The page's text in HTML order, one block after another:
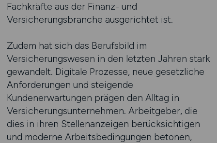
Fachkräfte aus der Finanz- und
Versicherungsbranche ausgerichtet ist.
Zudem hat sich das Berufsbild im
Versicherungswesen in den letzten Jahren stark
gewandelt. Digitale Prozesse, neue gesetzliche
Anforderungen und steigende
Kundenerwartungen prägen den Alltag in
Versicherungsunternehmen. Arbeitgeber, die
dies in ihren Stellenanzeigen berücksichtigen
und moderne Arbeitsbedingungen betonen,